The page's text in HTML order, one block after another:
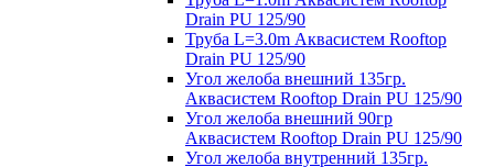
Drain PU 125/90
Труба L=3.0m Аквасистем Rooftop
Drain PU 125/90
Угол желоба внешний 135гр.
Аквасистем Rooftop Drain PU 125/90
Угол желоба внешний 90гр
Аквасистем Rooftop Drain PU 125/90
Угол желоба внутренний 135гр.